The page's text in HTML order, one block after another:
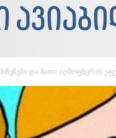
და მათი აღმოფხვრის